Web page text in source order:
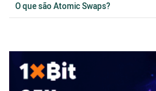
O que são Atomic Swaps?